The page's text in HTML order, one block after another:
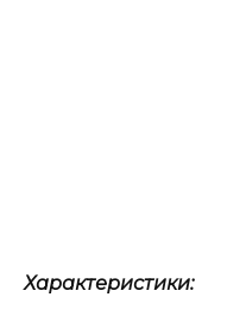
Характеристики: